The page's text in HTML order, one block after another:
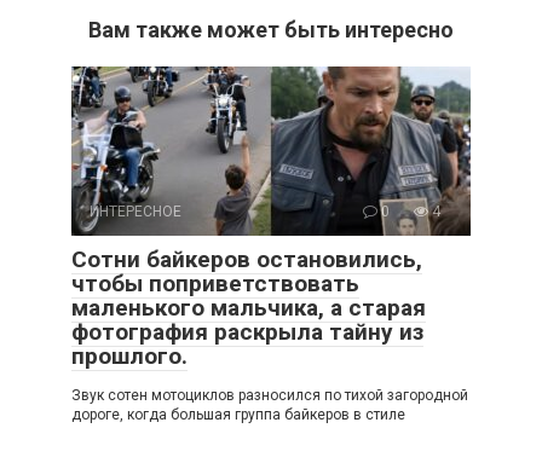
Вам также может быть интересно
ИНТЕРЕСНОЕ 0 4
Сотни байкеров остановились,
чтобы поприветствовать
маленького мальчика, а старая
фотография раскрыла тайну из
прошлого.
Звук сотен мотоциклов разносился по тихой загородной
дороге, когда большая группа байкеров в стиле